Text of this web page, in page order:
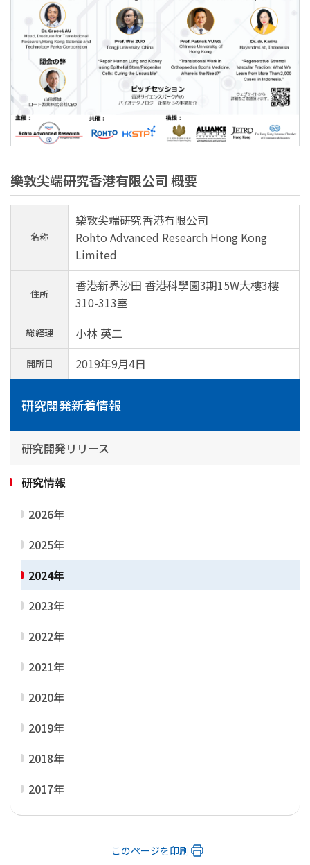
樂敦尖端研究香港有限公司 概要
名称
樂敦尖端研究香港有限公司
Rohto Advanced Research Hong Kong
Limited
住所
香港新界沙田 香港科學園3期15W大樓3樓
310-313室
総経理 小林 英二
開所日 2019年9月4日
研究開発新着情報
研究開発リリース
研究情報
2026年
2025年
2024年
2023年
2022年
2021年
2020年
2019年
2018年
2017年
このページを印刷